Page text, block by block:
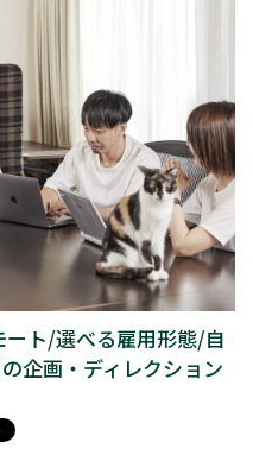
ト/選べる雇用形態/自
企画・ディレクション